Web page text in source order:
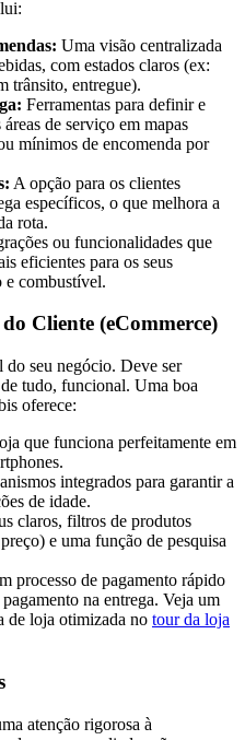
Uma visão centralizada
com estados claros (ex:
trânsito, entregue).
Ferramentas para definir e
de serviço em mapas
mínimos de encomenda por
A opção para os clientes
específicos, o que melhora a
rota.
ou funcionalidades que
eficientes para os seus
e combustível.
Cliente (eCommerce)
seu negócio. Deve ser
tudo, funcional. Uma boa
oferece:
que funciona perfeitamente em
integrados para garantir a
de idade.
claros, filtros de produtos
e uma função de pesquisa
processo de pagamento rápido
na entrega. Veja um
de loja otimizada no tour da loja
atenção rigorosa à